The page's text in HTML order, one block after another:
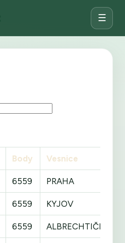
☰
Body Vesnice
6559 PRAHA
6559 KYJOV
6559 ALBRECHTIČKY